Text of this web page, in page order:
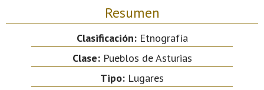
Resumen
Clasificación:Etnografía
Clase:Pueblos de Asturias
Tipo: Lugares